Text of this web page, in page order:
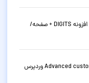
ورود و عضویت با شماره موبایل در وردپرس با افزونه DIGITS + صفحه/
افزونه فارسی مدیریت زمینه دلخواه Advanced custom fields وردپرس